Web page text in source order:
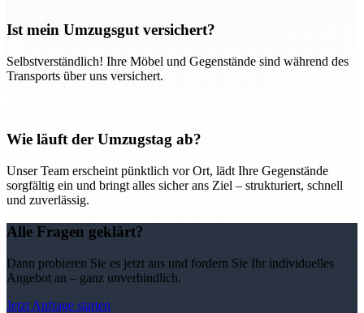
Ist mein Umzugsgut versichert?
Selbstverständlich! Ihre Möbel und Gegenstände sind während des
Transports über uns versichert.
Wie läuft der Umzugstag ab?
Unser Team erscheint pünktlich vor Ort, lädt Ihre Gegenstände
sorgfältig ein und bringt alles sicher ans Ziel – strukturiert, schnell
und zuverlässig.
Alle Fragen geklärt?
Dann probieren Sie es jetzt aus und fordern Sie Ihr individuelles
Angebot an – ganz unverbindlich.
Jetzt Anfrage starten